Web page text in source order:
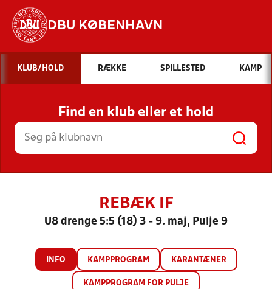
DBU KØBENHAVN
Hvad vil du søge efter?
INDHOLD OG NYHEDER
STILLINGER, RESULTATER, KLUBBER OG
HOLD
KLUB/HOLD RÆKKE SPILLESTED KAMP
Find en klub eller et hold
REBÆK IF
U8 drenge 5:5 (18) 3 - 9. maj, Pulje 9
INFO KAMPPROGRAM KARANTÆNER
KAMPPROGRAM FOR PULJE